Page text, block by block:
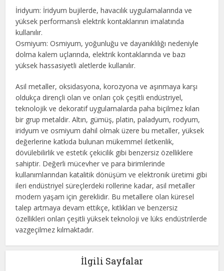
İridyum: İridyum bujilerde, havacılık uygulamalarında ve
yüksek performanslı elektrik kontaklarının imalatında
kullanılır.
Osmiyum: Osmiyum, yoğunluğu ve dayanıklılığı nedeniyle
dolma kalem uçlarında, elektrik kontaklarında ve bazı
yüksek hassasiyetli aletlerde kullanılır.
Asil metaller, oksidasyona, korozyona ve aşınmaya karşı
oldukça dirençli olan ve onları çok çeşitli endüstriyel,
teknolojik ve dekoratif uygulamalarda paha biçilmez kılan
bir grup metaldir. Altın, gümüş, platin, paladyum, rodyum,
iridyum ve osmiyum dahil olmak üzere bu metaller, yüksek
değerlerine katkıda bulunan mükemmel iletkenlik,
dövülebilirlik ve estetik çekicilik gibi benzersiz özelliklere
sahiptir. Değerli mücevher ve para birimlerinde
kullanımlarından katalitik dönüşüm ve elektronik üretimi gibi
ileri endüstriyel süreçlerdeki rollerine kadar, asil metaller
modern yaşam için gereklidir. Bu metallere olan küresel
talep artmaya devam ettikçe, kıtlıkları ve benzersiz
özellikleri onları çeşitli yüksek teknoloji ve lüks endüstrilerde
vazgeçilmez kılmaktadır.
İlgili Sayfalar